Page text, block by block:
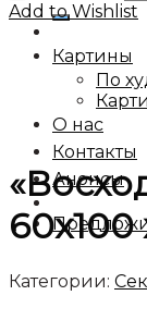
Картины
По
О нас
Контакты
Анонсы
Add to Wishlist
Категории: